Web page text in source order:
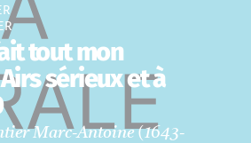
tout mon
sérieux et à
Marc-Antoine (1643-